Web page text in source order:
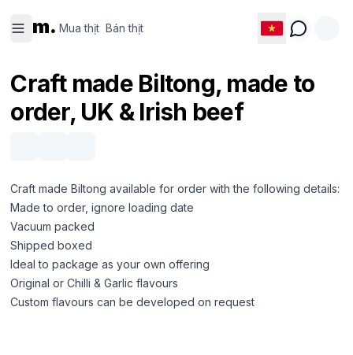
m. Mua thịt Bán thịt
Craft made Biltong, made to
order, UK & Irish beef
Craft made Biltong available for order with the following details:
Made to order, ignore loading date
Vacuum packed
Shipped boxed
Ideal to package as your own offering
Original or Chilli & Garlic flavours
Custom flavours can be developed on request